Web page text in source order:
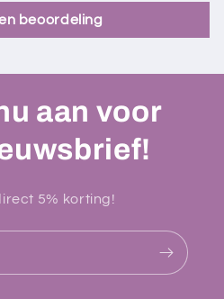
beoordeling
aan voor
5% korting!